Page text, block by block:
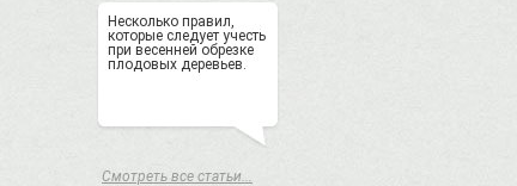
Несколько правил,
которые следует учесть
при весенней обрезке
плодовых деревьев.
Смотреть все статьи...